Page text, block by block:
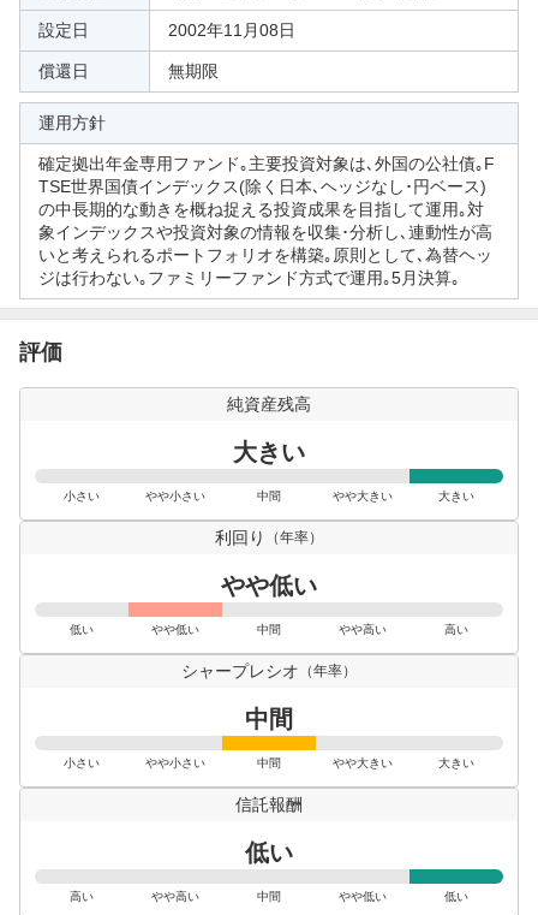
設定日 2002年11月08日
償還日 無期限
運用方針
確定拠出年金専用ファンド｡主要投資対象は､外国の公社債｡F
TSE世界国債インデックス(除く日本､ヘッジなし･円ベース)
の中長期的な動きを概ね捉える投資成果を目指して運用｡対
象インデックスや投資対象の情報を収集･分析し､連動性が高
いと考えられるポートフォリオを構築｡原則として､為替ヘッ
ジは行わない｡ファミリーファンド方式で運用｡5月決算｡
評価
純資産残高
大きい
小さい やや小さい 中間 やや大きい 大きい
利回り （年率）
やや低い
低い やや低い 中間 やや高い 高い
シャープレシオ （年率）
中間
小さい やや小さい 中間 やや大きい 大きい
信託報酬
低い
高い やや高い 中間 やや低い 低い